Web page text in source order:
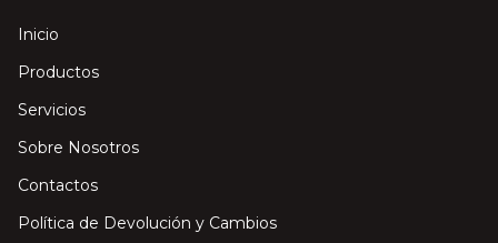
Inicio
Productos
Servicios
Sobre Nosotros
Contactos
Política de Devolución y Cambios